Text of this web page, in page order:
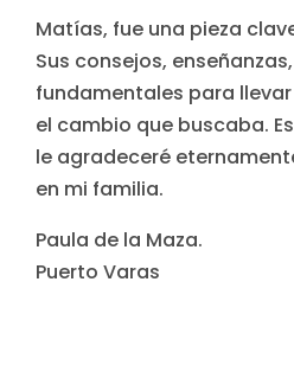
Matías, fue una pieza
Sus consejos,
fundamentales para
el cambio que buscaba.
le agradeceré
en mi familia.
Paula de la Maza.
Puerto Varas